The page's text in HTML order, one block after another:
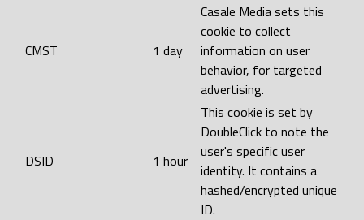
CMST 1 day
Casale Media sets this
cookie to collect
information on user
behavior, for targeted
advertising.
DSID 1 hour
This cookie is set by
DoubleClick to note the
user's specific user
identity. It contains a
hashed/encrypted unique
ID.